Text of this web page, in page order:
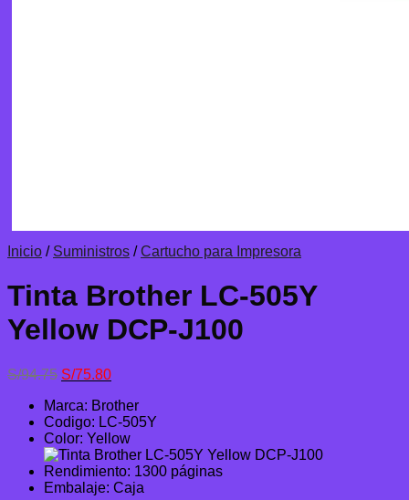
Inicio / Suministros / Cartucho para Impresora
Tinta Brother LC-505Y
Yellow DCP-J100
S/94.75 El
original
era:
S/94.75.
S/75.80El
actual
es:
S/75.80.
Marca: Brother
Codigo: LC-505Y
Color: Yellow
Rendimiento: 1300 páginas
Embalaje: Caja